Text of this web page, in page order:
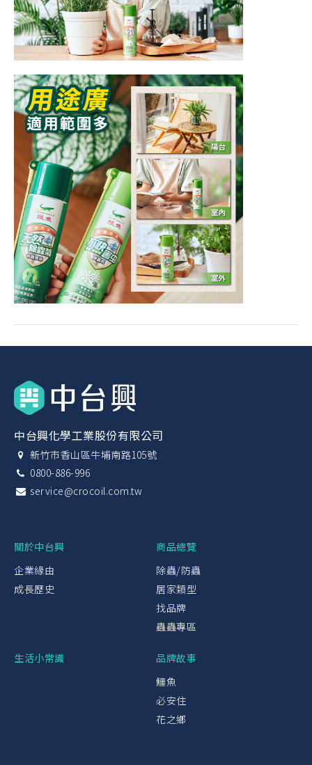
中台興化學工業股份有限公司
新竹市香山區牛埔南路105號
0800-886-996
service@crocoil.com.tw
關於中台興
企業緣由
成長歷史
商品總覽
除蟲/防蟲
居家類型
找品牌
蟲蟲專區
生活小常識
品牌故事
鱷魚
必安住
花之鄉